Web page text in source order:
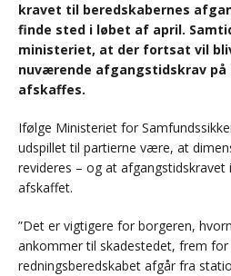
kravet til beredskabernes
finde sted i løbet af april.
ministeriet, at der fortsat vil
nuværende afgangstidskrav
afskaffes.
Ifølge Ministeriet for
udspillet til partierne være, at
revideres – og at afgangstidskravet
afskaffet.
”Det er vigtigere for borgeren,
ankommer til skadestedet, frem
redningsberedskabet afgår fra